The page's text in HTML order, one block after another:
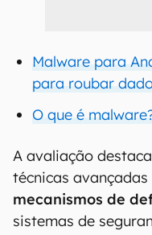
Malware para
para roubar
O que é
A avaliação
técnicas
mecanismos de
sistemas de